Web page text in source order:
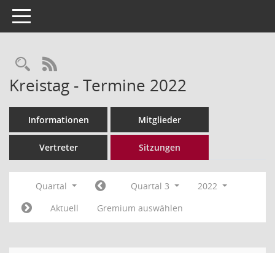
Toggle navigation
Rechercheauswahl
RSS-Feed
Kreistag - Termine 2022
Informationen Mitglieder
Vertreter Sitzungen
Quartal Quartal 3
2022
Aktuell
Gremium auswählen